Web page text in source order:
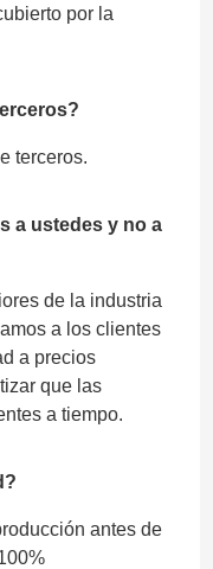
por la
terceros.
a ustedes y no a
de la industria
a los clientes
a precios
que las
a tiempo.
antes de